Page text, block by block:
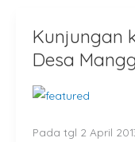
Kunjungan
Desa
Pada tgl 2 April
Kunjungan
ke
Songan
Desa